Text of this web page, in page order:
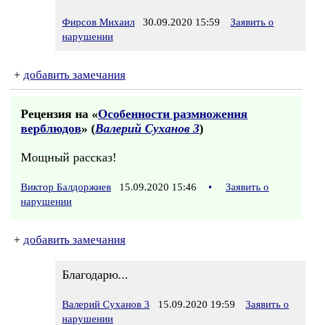
Фирсов Михаил 30.09.2020 15:59
Заявить о
нарушении
+ добавить замечания
Рецензия на «Особенности размножения
верблюдов» (Валерий Суханов 3)
Мощный рассказ!
Виктор Балдоржиев 15.09.2020 15:46 •
Заявить о
нарушении
+ добавить замечания
Благодарю...
Валерий Суханов 3 15.09.2020 19:59
Заявить о
нарушении